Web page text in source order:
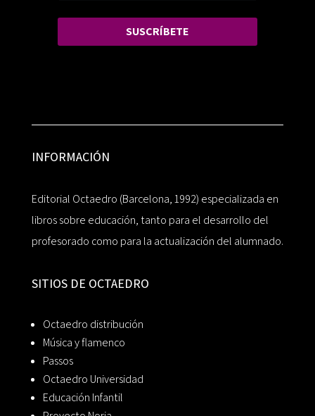
SUSCRÍBETE
INFORMACIÓN
Editorial Octaedro (Barcelona, 1992) especializada en
libros sobre educación, tanto para el desarrollo del
profesorado como para la actualización del alumnado.
SITIOS DE OCTAEDRO
Octaedro distribución
Música y flamenco
Passos
Octaedro Universidad
Educación Infantil